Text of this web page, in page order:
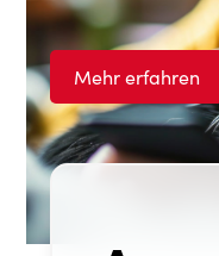
Mehr erfahren